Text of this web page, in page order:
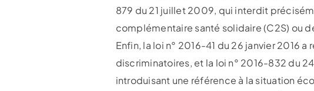
879 du 21 juillet 2009, qui interdit
complémentaire santé solidaire (C2S) ou
Enfin, la loi n° 2016-41 du 26 janvier 2016
discriminatoires, et la loi n° 2016-832 du
introduisant une référence à la situation